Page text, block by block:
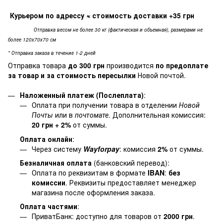
Курьером по адрессу ≈ стоимость доставки +35 грн
Отправка весом не более 30 кг (фактическая и объемная), размерами не
более 120х70х70 см
* Отправка заказа в течение 1-2 дней
Отправка товара до 300 грн производится по предоплате
за товар и за стоимость пересылки Новой почтой.
Наложенный платеж (Послеплата):
Оплата при получении товара в отделении Новой
Почты или в почтомате. Дополнительная комиссия:
20 грн + 2% от суммы.
Оплата онлайн:
Через систему Wayforpay: комиссия 2% от суммы.
Безналичная оплата (банковский перевод):
Оплата по реквизитам в формате IBAN: без
комиссии. Реквизиты предоставляет менеджер
магазина после оформления заказа.
Оплата частями:
ПриватБанк: доступно для товаров от 2000 грн.